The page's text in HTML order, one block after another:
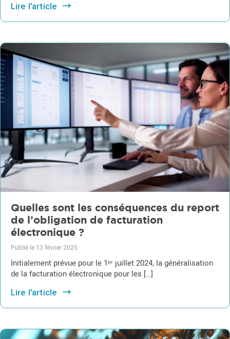
Lire l'article
Quelles sont les conséquences du report
de l’obligation de facturation
électronique ?
Publié le 13 février 2025
Initialement prévue pour le 1ᵉʳ juillet 2024, la généralisation
de la facturation électronique pour les […]
Lire l'article